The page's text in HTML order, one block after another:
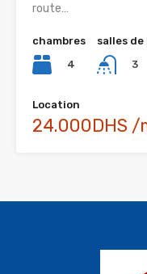
route…
chambres
4
salles de
3
Location
24.000DHS /